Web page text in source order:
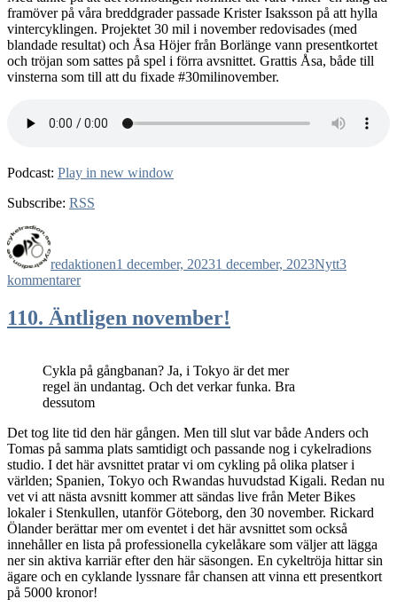
framöver på våra breddgrader passade Krister Isaksson på att hylla
vintercyklingen. Projektet 30 mil i november redovisades (med
blandade resultat) och Åsa Höjer från Borlänge vann presentkortet
och tröjan som sattes på spel i förra avsnittet. Grattis Åsa, både till
vinsterna som till att du fixade #30milinovember.
Podcast: Play in new window
Subscribe: RSS
redaktionen1 december, 20231 december, 2023Nytt3
kommentarertill
Live
från
i
Stenkullen
110. Äntligen november!
Cykla på gångbanan? Ja, i Tokyo är det mer
regel än undantag. Och det verkar funka. Bra
dessutom
Det tog lite tid den här gången. Men till slut var både Anders och
Tomas på samma plats samtidigt och passande nog i cykelradions
studio. I det här avsnittet pratar vi om cykling på olika platser i
världen; Spanien, Tokyo och Rwandas huvudstad Kigali. Redan nu
vet vi att nästa avsnitt kommer att sändas live från Meter Bikes
lokaler i Stenkullen, utanför Göteborg, den 30 november. Rickard
Ölander berättar mer om eventet i det här avsnittet som också
innehåller en lista på professionella cykelåkare som väljer att lägga
ner sin aktiva karriär efter den här säsongen. En cykeltröja hittar sin
ägare och en cyklande lyssnare får chansen att vinna ett presentkort
på 5000 kronor!